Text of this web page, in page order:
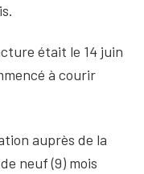
était le 14 juin
à courir
auprès de la
neuf (9) mois